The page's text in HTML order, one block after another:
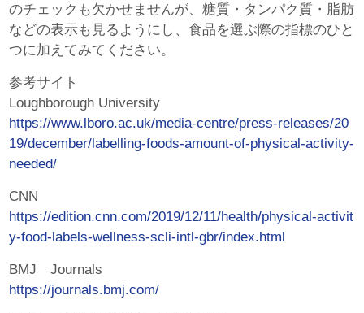
のチェックも欠かせませんが、糖質・タンパク質・脂肪
などの表示も見るようにし、食品を選ぶ際の指標のひと
つに加えてみてください。
参考サイト
Loughborough University
https://www.lboro.ac.uk/media-centre/press-releases/20
19/december/labelling-foods-amount-of-physical-activity-
needed/
CNN
https://edition.cnn.com/2019/12/11/health/physical-activit
y-food-labels-wellness-scli-intl-gbr/index.html
BMJ Journals
https://journals.bmj.com/